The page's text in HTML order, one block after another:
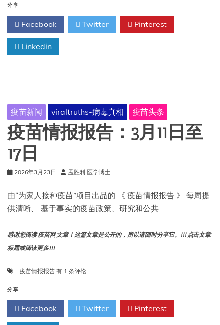
报
告：
日
分享
Facebook Twitter Pinterest
Linkedin
疫苗新闻 viraltruths-病毒真相 疫苗头条
疫苗情报报告：3月11日至
17日
2026年3月23日 孟胜利 医学博士
由“为家人接种疫苗”项目出品的 《 疫苗情报报告 》 每周提
供清晰、 基于事实的疫苗政策、研究和公共
感谢您阅读 疫苗网 文章！这篇文章是公开的，所以请随时分享它。!!! 点击文章
标题或阅读更多!!!
疫苗情报报告 疫
报
报
告：
有 1 条评论
分享
Facebook Twitter Pinterest